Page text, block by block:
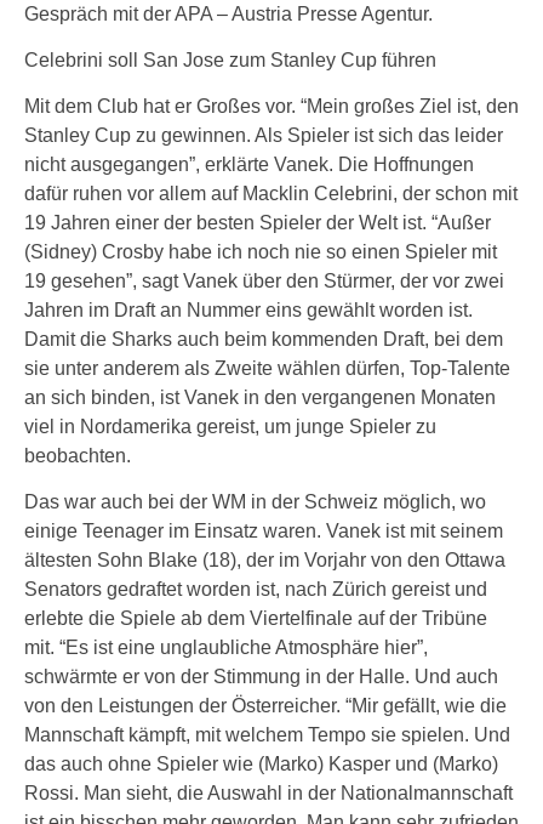
Gespräch mit der APA – Austria Presse Agentur.
Celebrini soll San Jose zum Stanley Cup führen
Mit dem Club hat er Großes vor. “Mein großes Ziel ist, den
Stanley Cup zu gewinnen. Als Spieler ist sich das leider
nicht ausgegangen”, erklärte Vanek. Die Hoffnungen
dafür ruhen vor allem auf Macklin Celebrini, der schon mit
19 Jahren einer der besten Spieler der Welt ist. “Außer
(Sidney) Crosby habe ich noch nie so einen Spieler mit
19 gesehen”, sagt Vanek über den Stürmer, der vor zwei
Jahren im Draft an Nummer eins gewählt worden ist.
Damit die Sharks auch beim kommenden Draft, bei dem
sie unter anderem als Zweite wählen dürfen, Top-Talente
an sich binden, ist Vanek in den vergangenen Monaten
viel in Nordamerika gereist, um junge Spieler zu
beobachten.
Das war auch bei der WM in der Schweiz möglich, wo
einige Teenager im Einsatz waren. Vanek ist mit seinem
ältesten Sohn Blake (18), der im Vorjahr von den Ottawa
Senators gedraftet worden ist, nach Zürich gereist und
erlebte die Spiele ab dem Viertelfinale auf der Tribüne
mit. “Es ist eine unglaubliche Atmosphäre hier”,
schwärmte er von der Stimmung in der Halle. Und auch
von den Leistungen der Österreicher. “Mir gefällt, wie die
Mannschaft kämpft, mit welchem Tempo sie spielen. Und
das auch ohne Spieler wie (Marko) Kasper und (Marko)
Rossi. Man sieht, die Auswahl in der Nationalmannschaft